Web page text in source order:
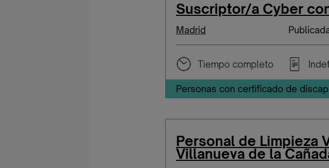
Suscriptor/a Cyber
Madrid
Tiempo completo
Personas con certificado de
Personal de Limpieza
Villanueva de la